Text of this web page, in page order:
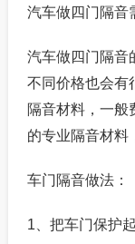
汽车做四门隔音
汽车做四门隔音
不同价格也会有
隔音材料，一般
的专业隔音材料
车门隔音做法：
1、把车门保护